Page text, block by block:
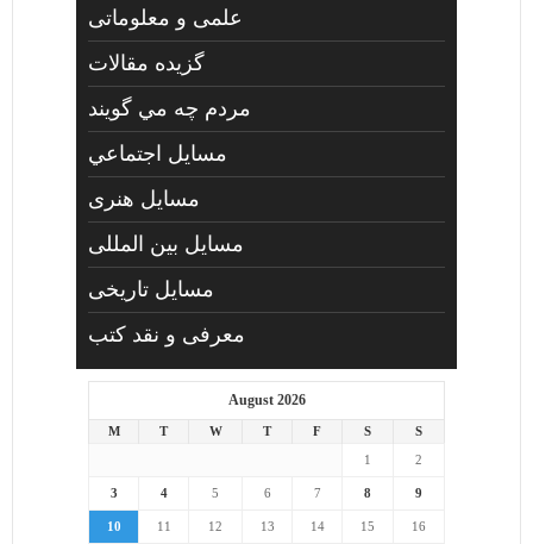
علمی و معلوماتی
گزیده مقالات
مردم چه مي گويند
مسايل اجتماعي
مسايل هنری
مسایل بین المللی
مسایل تاریخی
معرفی و نقد کتب
August 2026
M T W T F S
S
1
2
3 4 5 6 7 8 9
10 11 12 13 14 15 16